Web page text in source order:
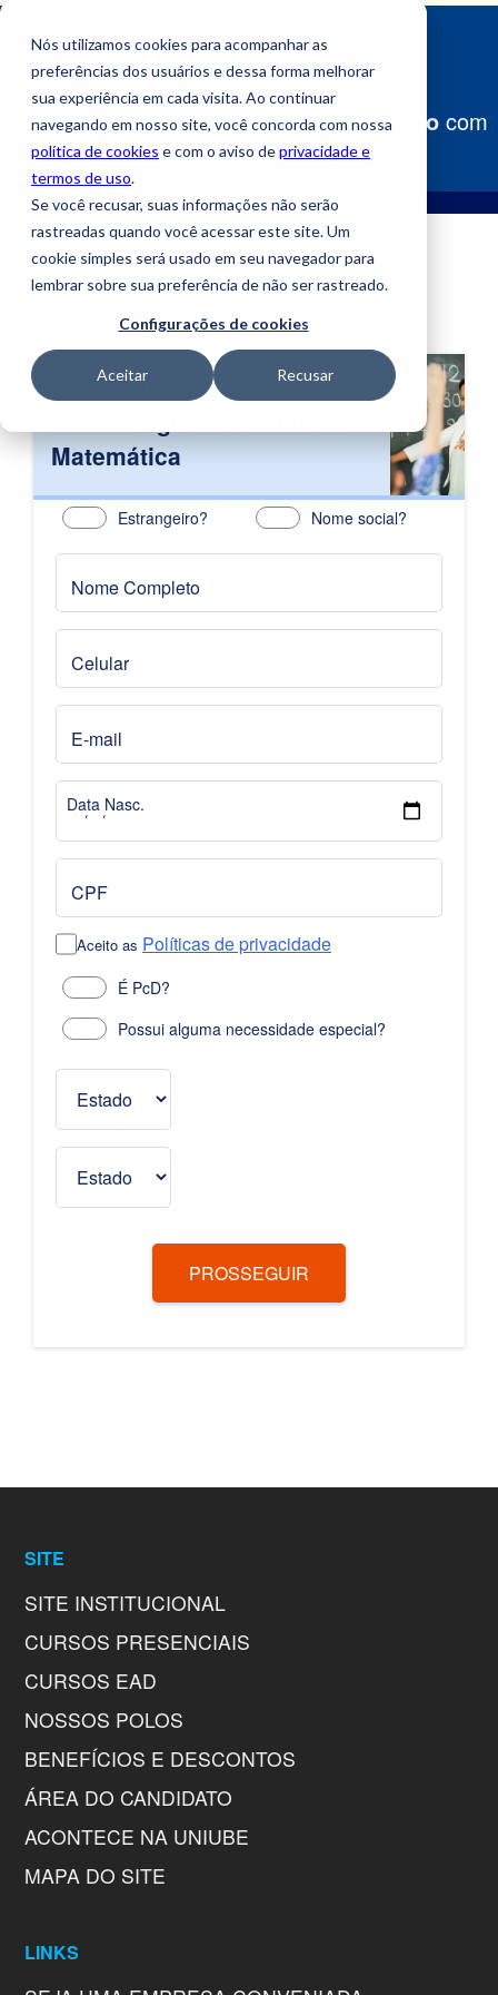
Nós utilizamos cookies para acompanhar as
preferências dos usuários e dessa forma melhorar
sua experiência em cada visita. Ao continuar
navegando em nosso site, você concorda com nossa
política de cookies e com o aviso deprivacidade e
termos de uso.
Se você recusar, suas informações não serão
rastreadas quando você acessar este site. Um
cookie simples será usado em seu navegador para
lembrar sobre sua preferência de não ser rastreado.
Configurações de cookies
Aceitar Recusar
Construaseu caminho para o sucesso com
a Uniube!
Especialização em
Matemática
Estrangeiro? Nome social?
Nome Completo
Celular
E-mail
Data Nasc.
CPF
Aceito as Políticas de privacidade
É PcD?
Possui alguma necessidade especial?
PROSSEGUIR
SITE
SITE INSTITUCIONAL
CURSOS PRESENCIAIS
CURSOS EAD
NOSSOS POLOS
BENEFÍCIOS E DESCONTOS
ÁREA DO CANDIDATO
ACONTECE NA UNIUBE
MAPA DO SITE
LINKS